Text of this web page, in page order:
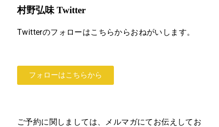
村野弘味 Twitter
Twitterのフォローはこちらからおねがいします。
フォローはこちらから
ご予約に関しましては、メルマガにてお伝えしてお